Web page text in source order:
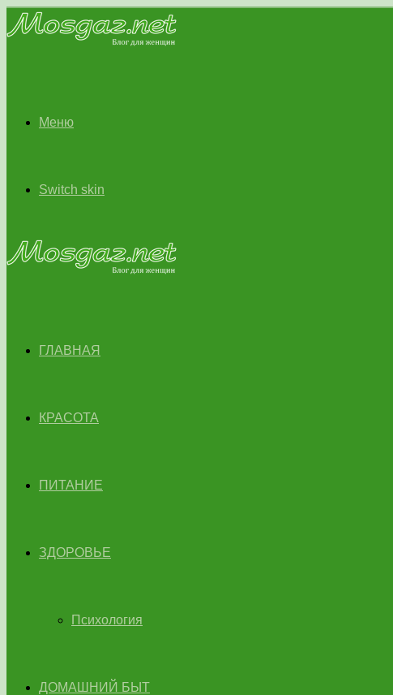
Меню
Switch skin
ГЛАВНАЯ
КРАСОТА
ПИТАНИЕ
ЗДОРОВЬЕ
Психология
ДОМАШНИЙ БЫТ